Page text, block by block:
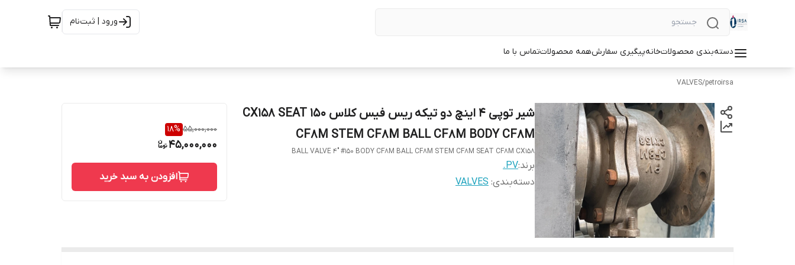
ورود | ثبت‌نام
دسته‌بندی محصولاتخانهپیگیری سفارشهمه محصولاتتماس با ما
petroirsa
/
VALVES
شیر توپی 4 اینچ دو تیکه ریس فیس کلاس 150 CX158 SEAT
CF8M STEM CF8M BALL CF8M BODY CF8M
BALL VALVE 4" #150 BODY CF8M BALL CF8M STEM CF8M SEAT CF8M CX158
برند:PV.
دسته‌بندی:
VALVES
55,000,000
18%
45,000,000
افزودن به سبد خرید